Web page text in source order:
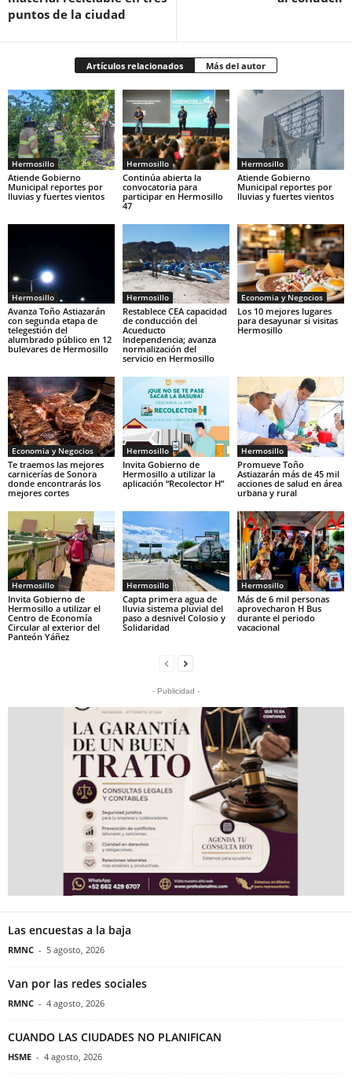
puntos de la ciudad
Artículos relacionados Más del autor
Hermosillo
Atiende Gobierno
Municipal reportes por
lluvias y fuertes vientos
Hermosillo
Continúa abierta la
convocatoria para
participar en Hermosillo
47
Hermosillo
Atiende Gobierno
Municipal reportes por
lluvias y fuertes vientos
Hermosillo
Avanza Toño Astiazarán
con segunda etapa de
telegestión del
alumbrado público en 12
bulevares de Hermosillo
Hermosillo
Restablece CEA capacidad
de conducción del
Acueducto
Independencia; avanza
normalización del
servicio en Hermosillo
Economia y Negocios
Los 10 mejores lugares
para desayunar si visitas
Hermosillo
Economia y Negocios
Te traemos las mejores
carnicerías de Sonora
donde encontrarás los
mejores cortes
Hermosillo
Invita Gobierno de
Hermosillo a utilizar la
aplicación “Recolector H”
Hermosillo
Promueve Toño
Astiazarán más de 45 mil
acciones de salud en área
urbana y rural
Hermosillo
Invita Gobierno de
Hermosillo a utilizar el
Centro de Economía
Circular al exterior del
Panteón Yáñez
Hermosillo
Capta primera agua de
lluvia sistema pluvial del
paso a desnivel Colosio y
Solidaridad
Hermosillo
Más de 6 mil personas
aprovecharon H Bus
durante el periodo
vacacional
- Publicidad -
Las encuestas a la baja
RMNC - 5 agosto, 2026
Van por las redes sociales
RMNC - 4 agosto, 2026
CUANDO LAS CIUDADES NO PLANIFICAN
HSME - 4 agosto, 2026